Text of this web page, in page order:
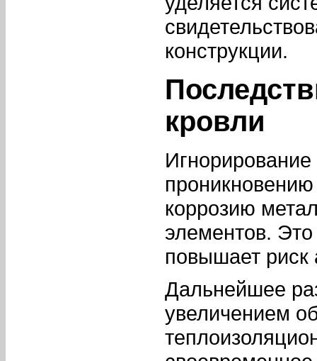
конструкции.
кровли
проникновению
коррозию
элементов. Это
повышает риск
Дальнейшее
увеличением